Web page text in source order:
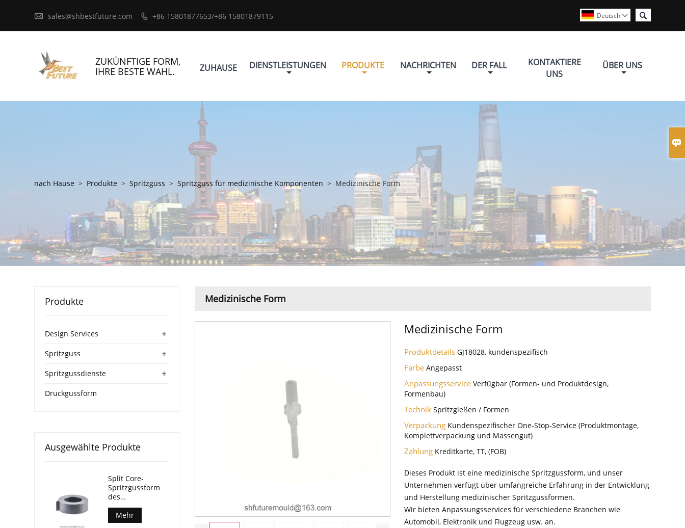

 sales@shbestfuture.com  +86 15801877653/+86 15801879115 
Deutsch 
ZUHAUSE DIENSTLEISTUNGEN PRODUKTE NACHRICHTEN DER FALL
KONTAKTIERE
UNS
ÜBER UNS
ZUKÜNFTIGE FORM,
IHRE BESTE WAHL.
nach Hause > Produkte > Spritzguss > Spritzguss für medizinische Komponenten > Medizinische Form
Medizinische Form
Medizinische Form
ProduktdetailsGJ18028, kundenspezifisch
FarbeAngepasst
AnpassungsserviceVerfügbar (Formen- und Produktdesign,
Formenbau)
TechnikSpritzgießen / Formen
Verpackung Kundenspezifischer One-Stop-Service (Produktmontage,
Komplettverpackung und Massengut)
Zahlung Kreditkarte, TT, (FOB)
Dieses Produkt ist eine medizinische Spritzgussform, und unser
Unternehmen verfügt über umfangreiche Erfahrung in der Entwicklung
und Herstellung medizinischer Spritzgussformen.
Wir bieten Anpassungsservices für verschiedene Branchen wie
Automobil, Elektronik und Flugzeug usw. an.
Produkte
+
Design Services
+
Spritzguss
+
Spritzgussdienste
Druckgussform
Ausgewählte Produkte
Split Core-
Spritzgussform
des
Stromwandlers
Mehr